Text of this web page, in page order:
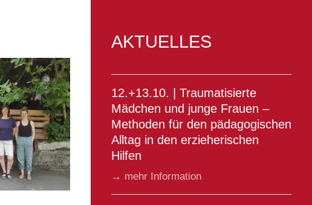
AKTUELLES
12.+13.10. | Traumatisierte
Mädchen und junge Frauen –
Methoden für den pädagogischen
Alltag in den erzieherischen
Hilfen
→ mehr Information